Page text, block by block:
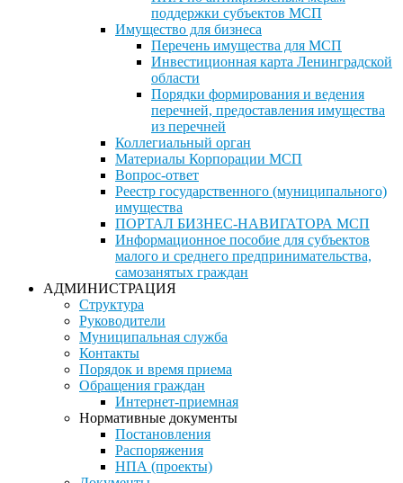
поддержки субъектов МСП
Имущество для бизнеса
Перечень имущества для МСП
Инвестиционная карта Ленинградской
области
Порядки формирования и ведения
перечней, предоставления имущества
из перечней
Коллегиальный орган
Материалы Корпорации МСП
Вопрос-ответ
Реестр государственного (муниципального)
имущества
ПОРТАЛ БИЗНЕС-НАВИГАТОРА МСП
Информационное пособие для субъектов
малого и среднего предпринимательства,
самозанятых граждан
АДМИНИСТРАЦИЯ
Структура
Руководители
Муниципальная служба
Контакты
Порядок и время приема
Обращения граждан
Интернет-приемная
Нормативные документы
Постановления
Распоряжения
НПА (проекты)